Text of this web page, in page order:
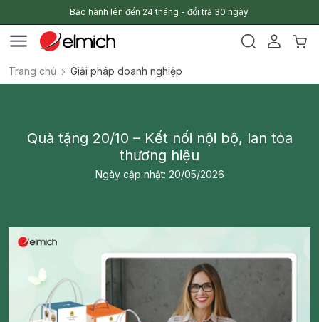
Bảo hành lên đến 24 tháng - đổi trả 30 ngày.
Trang chủ Giải pháp doanh nghiệp
Quà tặng 20/10 – Kết nối nội bộ, lan tỏa
thương hiệu
Ngày cập nhật: 20/05/2026